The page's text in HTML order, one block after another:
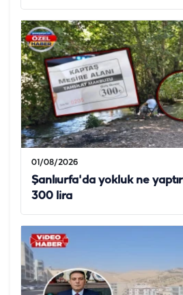
01/08/2026
Şanlıurfa'da yokluk ne
300 lira